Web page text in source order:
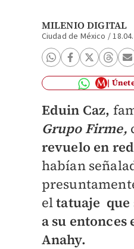
MILENIO DIGITAL
Ciudad de México /
Eduin Caz,
Grupo Firme,
revuelo en
habían
eltatuaje que
a su entonces
Anahy.